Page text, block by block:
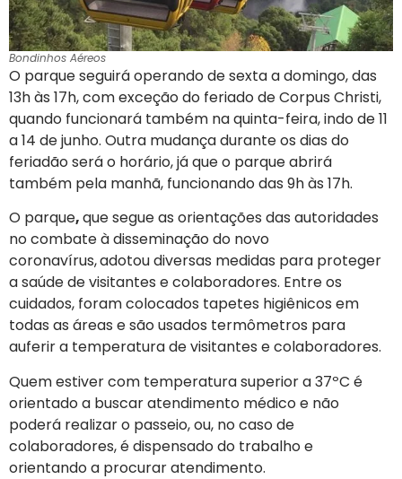
Bondinhos Aéreos
O parque seguirá operando de sexta a domingo, das
13h às 17h, com exceção do feriado de Corpus Christi,
quando funcionará também na quinta-feira, indo de 11
a 14 de junho. Outra mudança durante os dias do
feriadão será o horário, já que o parque abrirá
também pela manhã, funcionando das 9h às 17h.
O parque,que segue as orientações das autoridades
no combate à disseminação do novo
coronavírus,adotou diversas medidas para proteger
a saúde de visitantes e colaboradores. Entre os
cuidados, foram colocados tapetes higiênicos em
todas as áreas e são usados termômetros para
auferir a temperatura de visitantes e colaboradores.
Quem estiver com temperatura superior a 37ºC é
orientado a buscar atendimento médico e não
poderá realizar o passeio, ou, no caso de
colaboradores, é dispensado do trabalho e
orientando a procurar atendimento.